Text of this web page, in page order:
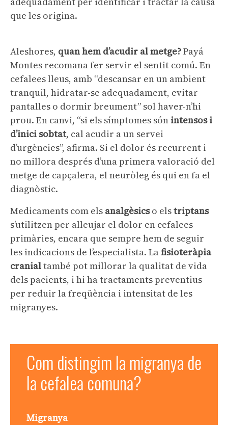
que les origina.
Aleshores, quan hem d’acudir al metge?Payá
Montes recomana fer servir el sentit comú. En
cefalees lleus, amb “descansar en un ambient
tranquil, hidratar-se adequadament, evitar
pantalles o dormir breument” sol haver-n’hi
prou. En canvi, “si els símptomes són intensos i
d’inici sobtat, cal acudir a un servei
d’urgències”, afirma. Si el dolor és recurrent i
no millora després d’una primera valoració del
metge de capçalera, el neuròleg és qui en fa el
diagnòstic.
Medicaments com els analgèsicso elstriptans
s’utilitzen per alleujar el dolor en cefalees
primàries, encara que sempre hem de seguir
les indicacions de l’especialista. Lafisioteràpia
cranialtambé pot millorar la qualitat de vida
dels pacients, i hi ha tractaments preventius
per reduir la freqüència i intensitat de les
migranyes.
Com distingim la migranya de
la cefalea comuna?
Migranya